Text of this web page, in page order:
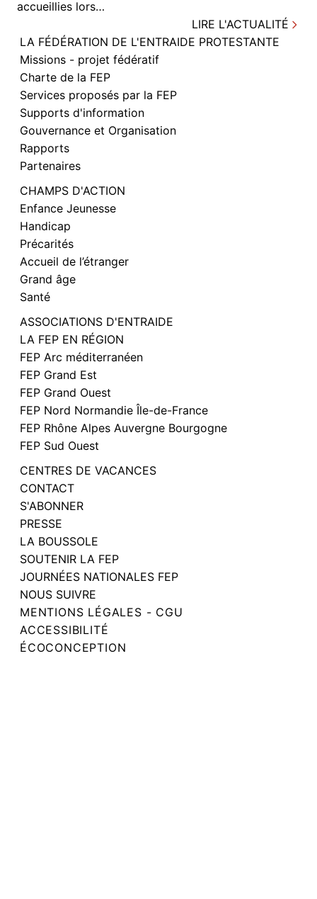
accueillies lors…
LIRE L'ACTUALITÉ
LA FÉDÉRATION DE L'ENTRAIDE PROTESTANTE
Missions - projet fédératif
Charte de la FEP
Services proposés par la FEP
Supports d'information
Gouvernance et Organisation
Rapports
Partenaires
CHAMPS D'ACTION
Enfance Jeunesse
Handicap
Précarités
Accueil de l’étranger
Grand âge
Santé
ASSOCIATIONS D'ENTRAIDE
LA FEP EN RÉGION
FEP Arc méditerranéen
FEP Grand Est
FEP Grand Ouest
FEP Nord Normandie Île-de-France
FEP Rhône Alpes Auvergne Bourgogne
FEP Sud Ouest
CENTRES DE VACANCES
CONTACT
S'ABONNER
PRESSE
LA BOUSSOLE
SOUTENIR LA FEP
JOURNÉES NATIONALES FEP
NOUS SUIVRE
MENTIONS LÉGALES - CGU
ACCESSIBILITÉ
ÉCOCONCEPTION